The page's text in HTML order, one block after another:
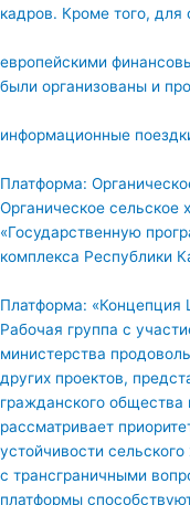
кадров. Кроме того,
европейскими
были организованы и
информационные
Платформа:
Органическое сельское
«Государственную
комплекса Республики
Платформа: «Концепция
Рабочая группа с
министерства
других проектов,
гражданского общества
рассматривает
устойчивости
с трансграничными
платформы